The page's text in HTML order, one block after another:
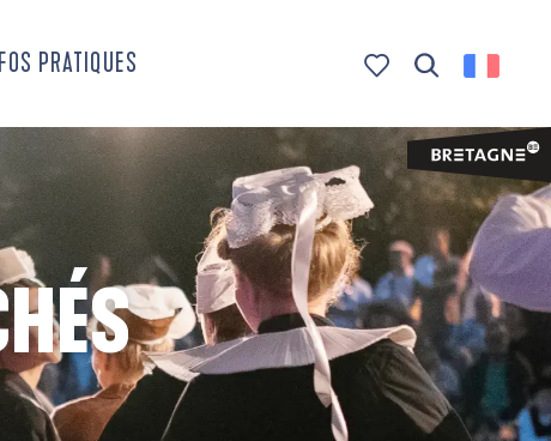
PRATIQUES